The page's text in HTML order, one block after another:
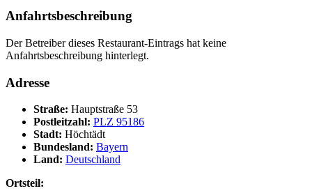
Anfahrtsbeschreibung
Der Betreiber dieses Restaurant-Eintrags hat keine
Anfahrtsbeschreibung hinterlegt.
Adresse
Straße: Hauptstraße 53
Postleitzahl: PLZ 95186
Stadt: Höchtädt
Bundesland: Bayern
Land: Deutschland
Ortsteil: